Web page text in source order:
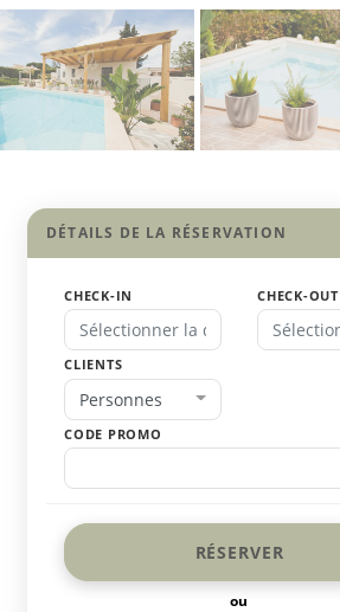
DÉTAILS DE LA RÉSERVATION
CHECK-IN CHECK-OUT
CLIENTS
Personnes
CODE PROMO
RÉSERVER
ou